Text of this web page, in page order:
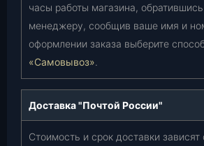
часы работы магазина,
менеджеру, сообщив ваше имя и
оформлении заказа выберите
«Самовывоз».
Доставка "Почтой России"
Стоимость и срок доставки зависят